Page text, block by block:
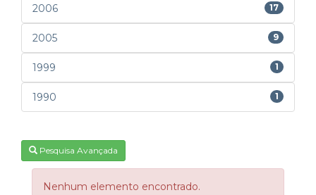
2006 17
2005 9
1999 1
1990 1
Pesquisa Avançada
Nenhum elemento encontrado.